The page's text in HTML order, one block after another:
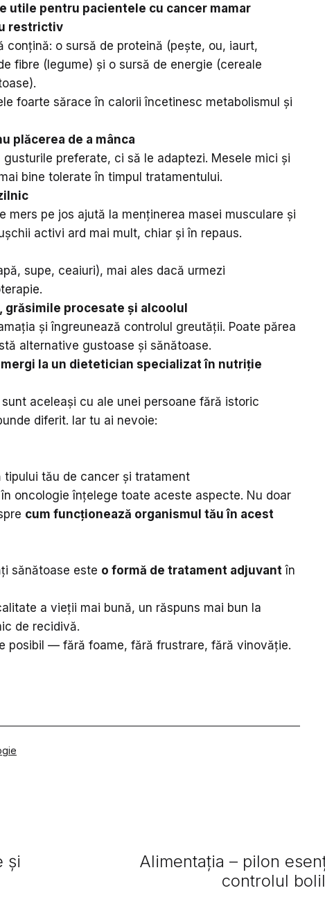
utile pentru pacientele cu cancer mamar
restrictiv
conțină: o sursă de proteină (pește, ou, iaurt,
fibre (legume) și o sursă de energie (cereale
foarte sărace în calorii încetinesc metabolismul și
plăcerea de a mânca
preferate, ci să le adaptezi. Mesele mici și
bine tolerate în timpul tratamentului.
mers pe jos ajută la menținerea masei musculare și
activi ard mai mult, chiar și în repaus.
supe, ceaiuri), mai ales dacă urmezi
grăsimile procesate și alcoolul
și îngreunează controlul greutății. Poate părea
alternative gustoase și sănătoase.
la un dietetician specializat în nutriție
aceleași cu ale unei persoane fără istoric
diferit. Iar tu ai nevoie:
tău de cancer și tratament
oncologie înțelege toate aceste aspecte. Nu doar
cum funcționează organismul tău în acest
sănătoase este o formă de tratament adjuvant în
a vieții mai bună, un răspuns mai bun la
de recidivă.
posibil — fără foame, fără frustrare, fără vinovăție.
și
Alimentația – pilon
controlul